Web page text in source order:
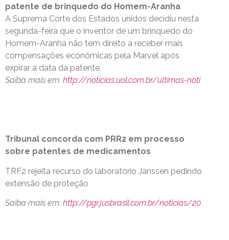
patente de brinquedo do Homem-Aranha
A Suprema Corte dos Estados unidos decidiu nesta
segunda-feira que o inventor de um brinquedo do
Homem-Aranha não tem direito a receber mais
compensações econômicas pela Marvel após
expirar a data da patente.
Saiba mais em: http://noticias.uol.com.br/ultimas-noti
Tribunal concorda com PRR2 em processo
sobre patentes de medicamentos
TRF2 rejeita recurso do laboratório Janssen pedindo
extensão de proteção
Saiba mais em: http://pgr.jusbrasil.com.br/noticias/20